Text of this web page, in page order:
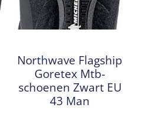
Northwave Flagship
Goretex Mtb-
schoenen Zwart EU
43 Man